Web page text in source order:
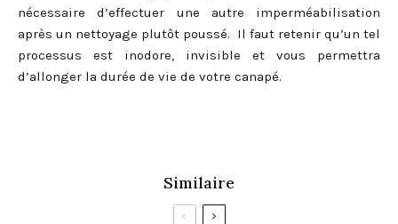
nécessaire d’effectuer une autre imperméabilisation
après un nettoyage plutôt poussé. Il faut retenir qu’un tel
processus est inodore, invisible et vous permettra
d’allonger la durée de vie de votre canapé.
Similaire